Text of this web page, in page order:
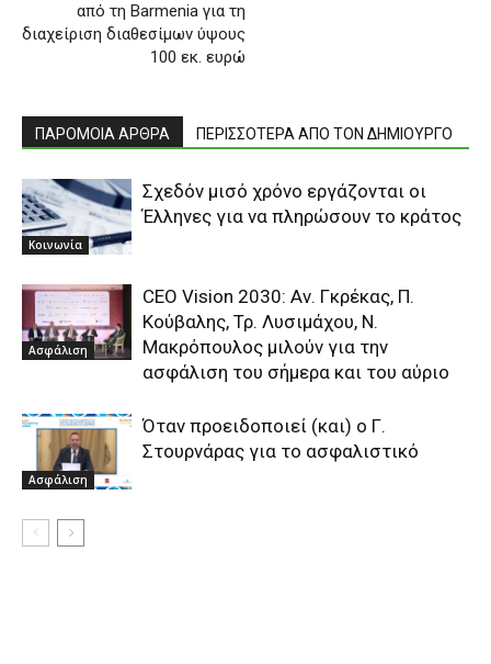
από τη Barmenia για τη
διαχείριση διαθεσίμων ύψους
100 εκ. ευρώ
ΠΑΡΟΜΟΙΑ ΑΡΘΡΑ ΠΕΡΙΣΣΟΤΕΡΑ ΑΠΟ ΤΟΝ ΔΗΜΙΟΥΡΓΟ
Κοινωνία
Σχεδόν μισό χρόνο εργάζονται οι
Έλληνες για να πληρώσουν το κράτος
Ασφάλιση
CEO Vision 2030: Αν. Γκρέκας, Π.
Κούβαλης, Τρ. Λυσιμάχου, Ν.
Μακρόπουλος μιλούν για την
ασφάλιση του σήμερα και του αύριο
Ασφάλιση
Όταν προειδοποιεί (και) ο Γ.
Στουρνάρας για το ασφαλιστικό